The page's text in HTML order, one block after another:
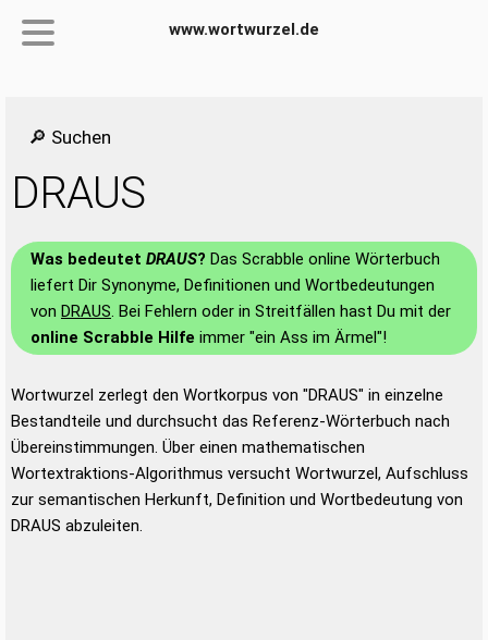
www.wortwurzel.de
🔎 Suchen
DRAUS
Was bedeutet DRAUS? Das Scrabble online Wörterbuch
liefert Dir Synonyme, Definitionen und Wortbedeutungen
von DRAUS. Bei Fehlern oder in Streitfällen hast Du mit der
online Scrabble Hilfe immer "ein Ass im Ärmel"!
Wortwurzel zerlegt den Wortkorpus von "DRAUS" in einzelne
Bestandteile und durchsucht das Referenz-Wörterbuch nach
Übereinstimmungen. Über einen mathematischen
Wortextraktions-Algorithmus versucht Wortwurzel, Aufschluss
zur semantischen Herkunft, Definition und Wortbedeutung von
DRAUS abzuleiten.